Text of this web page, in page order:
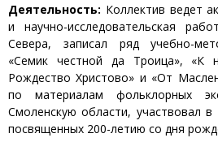
Деятельность: Коллектив ведет
и научно-исследовательская
Севера, записал ряд учебно-
«Семик честной да Троица», «К
Рождество Христово» и «От
по материалам фольклорных
Смоленскую области, участвовал
посвященных 200-летию со дня